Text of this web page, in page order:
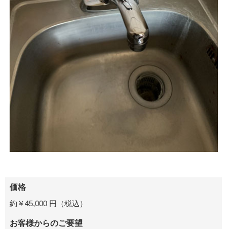
価格
約￥45,000 円（税込）
お客様からのご要望